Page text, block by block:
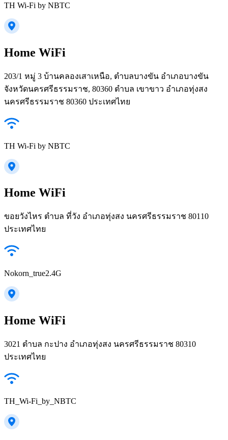
TH Wi-Fi by NBTC
Home WiFi
203/1 หมู่ 3 บ้านคลองเสาเหนือ, ตำบลบางขัน อำเภอบางขัน
จังหวัดนครศรีธรรมราช, 80360 ตำบล เขาขาว อำเภอทุ่งสง
นครศรีธรรมราช 80360 ประเทศไทย
TH Wi-Fi by NBTC
Home WiFi
ขอยวังไหร ตำบล ที่วัง อำเภอทุ่งสง นครศรีธรรมราช 80110
ประเทศไทย
Nokorn_true2.4G
Home WiFi
3021 ตำบล กะปาง อำเภอทุ่งสง นครศรีธรรมราช 80310
ประเทศไทย
TH_Wi-Fi_by_NBTC